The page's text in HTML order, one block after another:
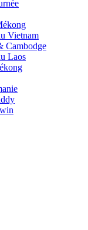
Vietnam
Cambodge
Laos